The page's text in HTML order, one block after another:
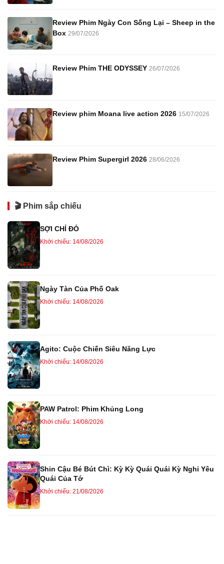
Review Phim Ngày Con Sống Lại – Sheep in the
Box 29/07/2026
Review Phim THE ODYSSEY 26/07/2026
Review phim Moana live action 2026 15/07/2026
Review Phim Supergirl 2026 28/06/2026
🎬 Phim sắp chiếu
SỢI CHỈ ĐỎ
Khởi chiếu: 14/08/2026
Ngày Tàn Của Phố Oak
Khởi chiếu: 14/08/2026
Agito: Cuộc Chiến Siêu Năng Lực
Khởi chiếu: 14/08/2026
PAW Patrol: Phim Khủng Long
Khởi chiếu: 14/08/2026
Shin Cậu Bé Bút Chì: Kỳ Kỳ Quái Quái Kỳ Nghỉ Yêu
Quái Của Tớ
Khởi chiếu: 21/08/2026